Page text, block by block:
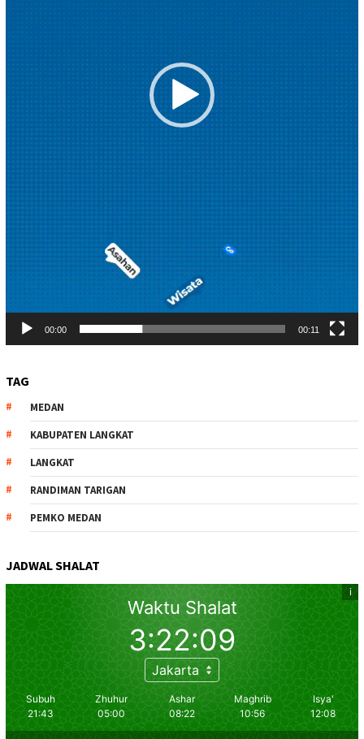
00:00 00:11
TAG
MEDAN
KABUPATEN LANGKAT
LANGKAT
RANDIMAN TARIGAN
PEMKO MEDAN
JADWAL SHALAT